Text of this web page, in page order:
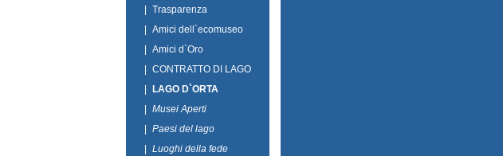
Trasparenza
Amici dell`ecomuseo
Amici d`Oro
CONTRATTO DI LAGO
LAGO D`ORTA
Musei Aperti
Paesi del lago
Luoghi della fede